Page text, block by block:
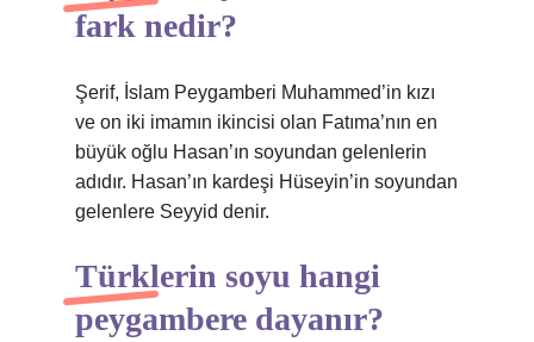
fark nedir?
Şerif, İslam Peygamberi Muhammed’in kızı
ve on iki imamın ikincisi olan Fatıma’nın en
büyük oğlu Hasan’ın soyundan gelenlerin
adıdır. Hasan’ın kardeşi Hüseyin’in soyundan
gelenlere Seyyid denir.
Türklerin soyu hangi
peygambere dayanır?